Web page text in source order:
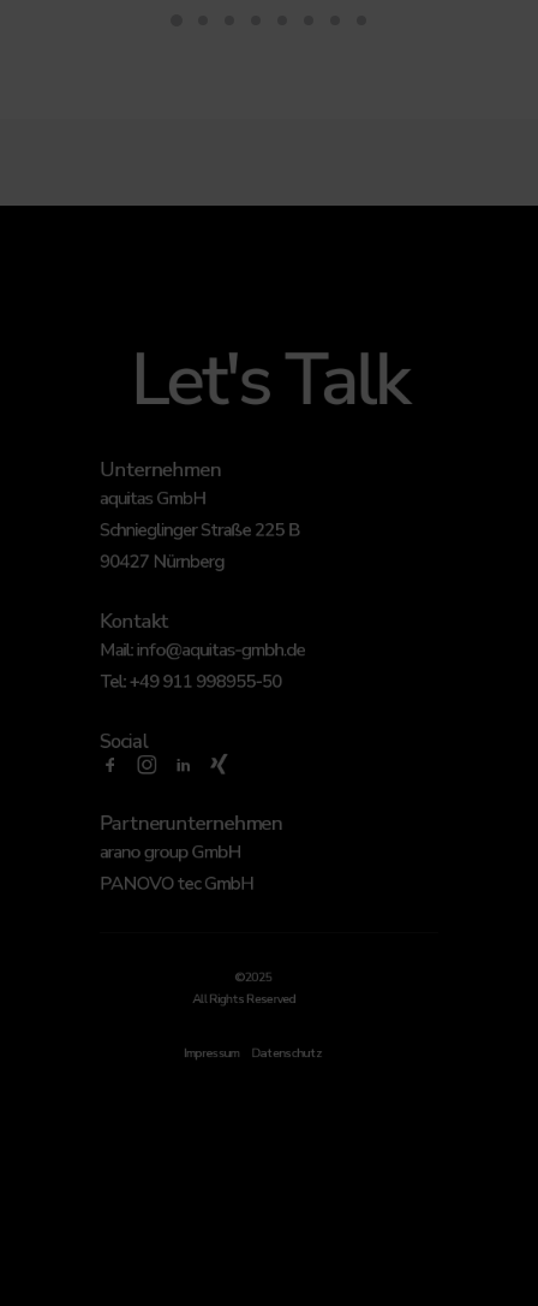
Let's Talk
Unternehmen
aquitas GmbH
Schnieglinger Straße 225 B
90427 Nürnberg
Kontakt
Mail:info@aquitas-gmbh.de
Tel:+49 911 998955-50
Social
Partnerunternehmen
arano group GmbH
PANOVO tec GmbH
©2025
All Rights Reserved
Impressum Datenschutz